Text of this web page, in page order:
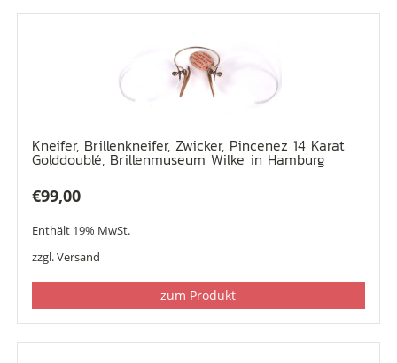
Kneifer, Brillenkneifer, Zwicker, Pincenez 14 Karat
Golddoublé, Brillenmuseum Wilke in Hamburg
€99,00
Enthält 19% MwSt.
zzgl.Versand
zum Produkt